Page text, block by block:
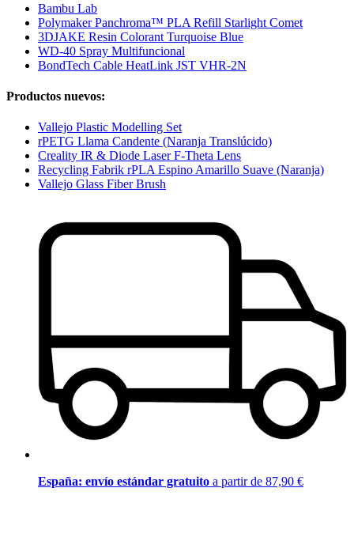
Bambu Lab
Polymaker Panchroma™ PLA Refill Starlight Comet
3DJAKE Resin Colorant Turquoise Blue
WD-40 Spray Multifuncional
BondTech Cable HeatLink JST VHR-2N
Productos nuevos:
Vallejo Plastic Modelling Set
rPETG Llama Candente (Naranja Translúcido)
Creality IR & Diode Laser F-Theta Lens
Recycling Fabrik rPLA Espino Amarillo Suave (Naranja)
Vallejo Glass Fiber Brush
España: envío estándar gratuito a partir de 87,90 €